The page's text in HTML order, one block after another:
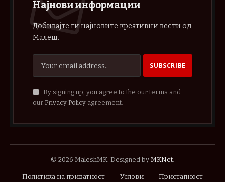
Најнови информации
Добивајте ги најновите креативни вести од
Малеш.
By signing up, you agree to the our terms and
our Privacy Policyagreement.
© 2026 MaleshMK. Designed by MKNet.
Политика на приватност Услови Пристапност